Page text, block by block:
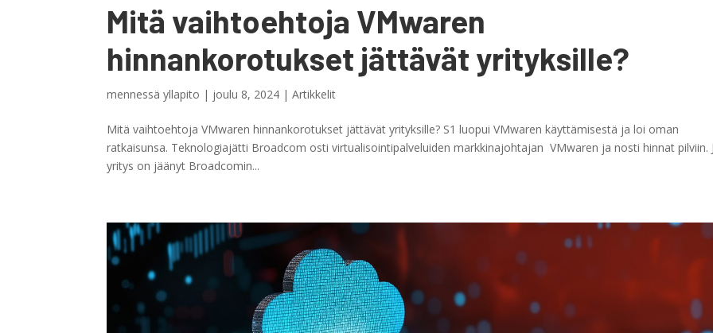
Mitä vaihtoehtoja VMwaren
hinnankorotukset jättävät yrityksille?
mennessäyllapito | joulu 8, 2024 |Artikkelit
Mitä vaihtoehtoja VMwaren hinnankorotukset jättävät yrityksille? S1 luopui VMwaren käyttämisestä ja loi oman
ratkaisunsa. Teknologiajätti Broadcom osti virtualisointipalveluiden markkinajohtajan VMwaren ja nosti hinnat pilviin.
yritys on jäänyt Broadcomin...